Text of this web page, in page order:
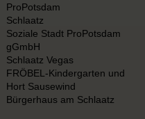
ProPotsdam
Schlaatz
Soziale Stadt ProPotsdam
gGmbH
Schlaatz Vegas
FRÖBEL-Kindergarten und
Hort Sausewind
Bürgerhaus am Schlaatz